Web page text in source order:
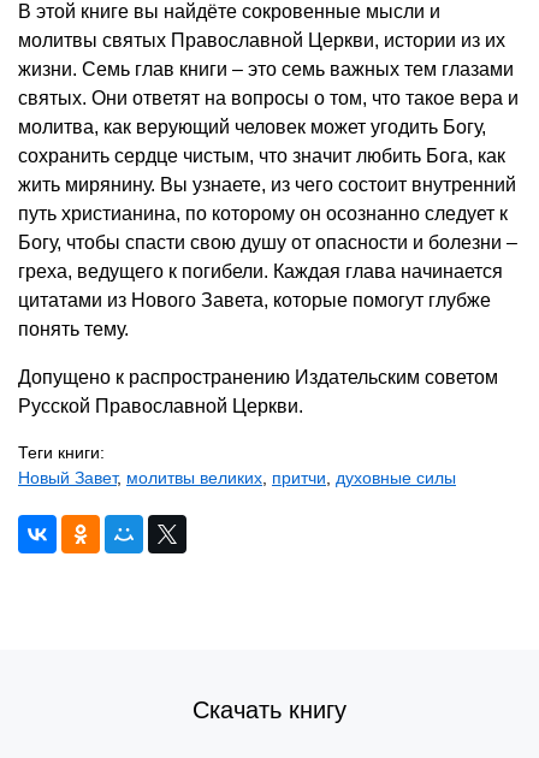
В этой книге вы найдёте сокровенные мысли и
молитвы святых Православной Церкви, истории из их
жизни. Семь глав книги – это семь важных тем глазами
святых. Они ответят на вопросы о том, что такое вера и
молитва, как верующий человек может угодить Богу,
сохранить сердце чистым, что значит любить Бога, как
жить мирянину. Вы узнаете, из чего состоит внутренний
путь христианина, по которому он осознанно следует к
Богу, чтобы спасти свою душу от опасности и болезни –
греха, ведущего к погибели. Каждая глава начинается
цитатами из Нового Завета, которые помогут глубже
понять тему.
Допущено к распространению Издательским советом
Русской Православной Церкви.
Теги книги:
Новый Завет, молитвы великих, притчи, духовные силы
Скачать книгу